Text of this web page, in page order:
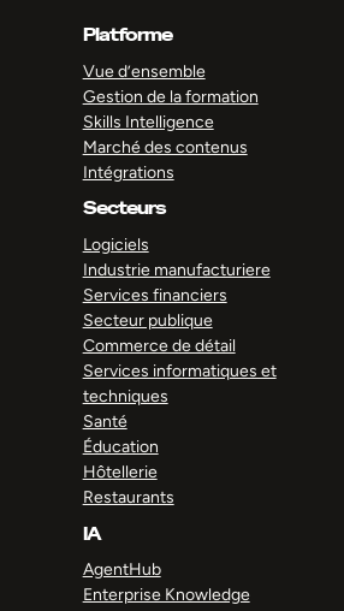
Platforme
Vue d’ensemble
Gestion de la formation
Skills Intelligence
Marché des contenus
Intégrations
Secteurs
Logiciels
Industrie manufacturiere
Services financiers
Secteur publique
Commerce de détail
Services informatiques et
techniques
Santé
Éducation
Hôtellerie
Restaurants
IA
AgentHub
Enterprise Knowledge